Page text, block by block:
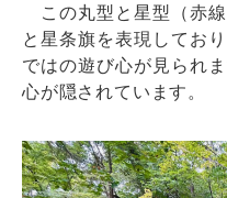
この丸型と星型（赤
と星条旗を表現してお
ではの遊び心が見られ
心が隠されています。